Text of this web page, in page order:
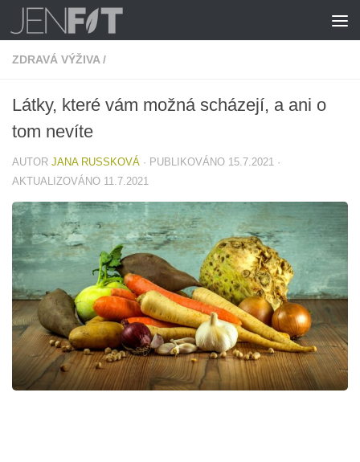
Skip to content
ZDRAVÁ VÝŽIVA /
Látky, které vám možná scházejí, a ani o
tom nevíte
AUTOR JANA RUSSKOVÁ · PUBLIKOVÁNO 15.7.2021 ·
AKTUALIZOVÁNO 11.7.2021